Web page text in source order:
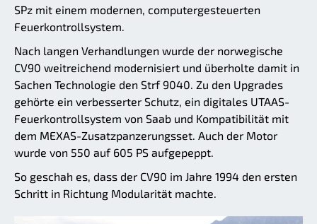
SPz mit einem modernen, computergesteuerten
Feuerkontrollsystem.
Nach langen Verhandlungen wurde der norwegische
CV90 weitreichend modernisiert und überholte damit in
Sachen Technologie den Strf 9040. Zu den Upgrades
gehörte ein verbesserter Schutz, ein digitales UTAAS-
Feuerkontrollsystem von Saab und Kompatibilität mit
dem MEXAS-Zusatzpanzerungsset. Auch der Motor
wurde von 550 auf 605 PS aufgepeppt.
So geschah es, dass der CV90 im Jahre 1994 den ersten
Schritt in Richtung Modularität machte.